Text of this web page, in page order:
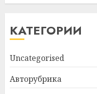
КАТЕГОРИИ
Uncategorised
Авторубрика